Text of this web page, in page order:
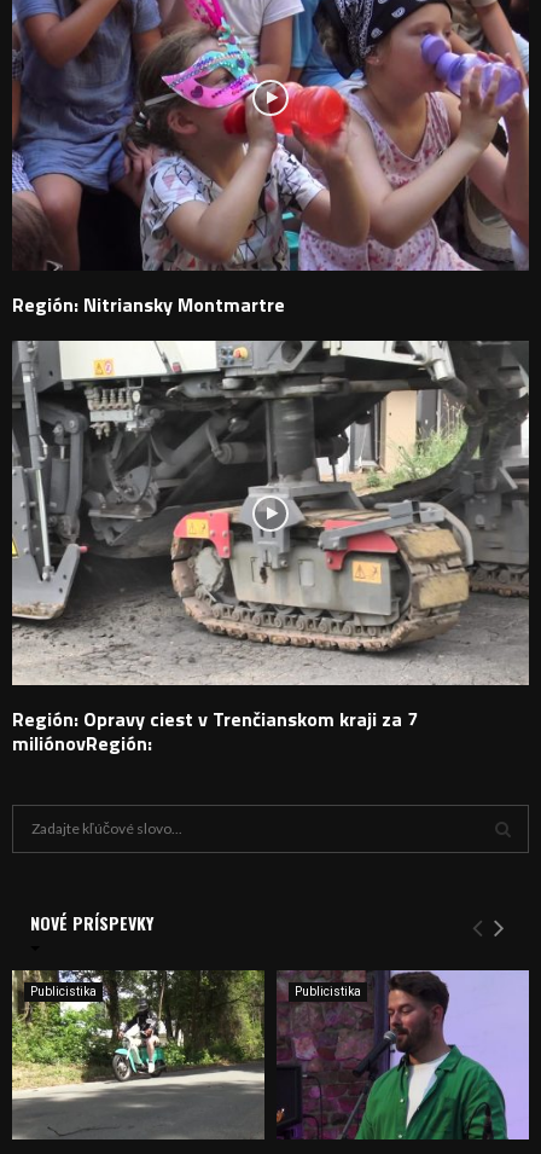
Región: Nitriansky Montmartre
Región: Opravy ciest v Trenčianskom kraji za 7
miliónovRegión:
i
e
:
Y
H
D
NOVÉ PRÍSPEVKY
Publicistika Publicistika